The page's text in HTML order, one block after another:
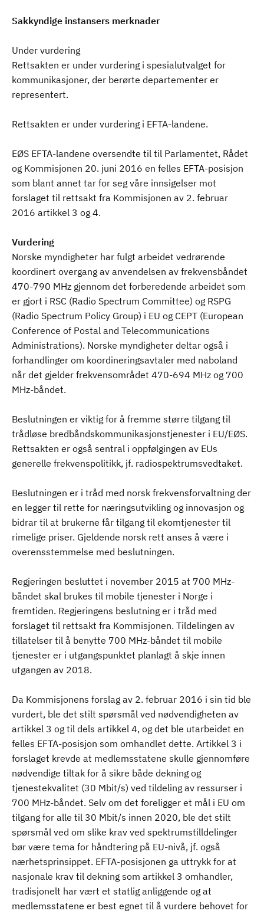
Sakkyndige instansers merknader
Under vurdering
Rettsakten er under vurdering i spesialutvalget for
kommunikasjoner, der berørte departementer er
representert.
Rettsakten er under vurdering i EFTA-landene.
EØS EFTA-landene oversendte til til Parlamentet, Rådet
og Kommisjonen 20. juni 2016 en felles EFTA-posisjon
som blant annet tar for seg våre innsigelser mot
forslaget til rettsakt fra Kommisjonen av 2. februar
2016 artikkel 3 og 4.
Vurdering
Norske myndigheter har fulgt arbeidet vedrørende
koordinert overgang av anvendelsen av frekvensbåndet
470-790 MHz gjennom det forberedende arbeidet som
er gjort i RSC (Radio Spectrum Committee) og RSPG
(Radio Spectrum Policy Group) i EU og CEPT (European
Conference of Postal and Telecommunications
Administrations). Norske myndigheter deltar også i
forhandlinger om koordineringsavtaler med naboland
når det gjelder frekvensområdet 470-694 MHz og 700
MHz-båndet.
Beslutningen er viktig for å fremme større tilgang til
trådløse bredbåndskommunikasjonstjenester i EU/EØS.
Rettsakten er også sentral i oppfølgingen av EUs
generelle frekvenspolitikk, jf. radiospektrumsvedtaket.
Beslutningen er i tråd med norsk frekvensforvaltning der
en legger til rette for næringsutvikling og innovasjon og
bidrar til at brukerne får tilgang til ekomtjenester til
rimelige priser. Gjeldende norsk rett anses å være i
overensstemmelse med beslutningen.
Regjeringen besluttet i november 2015 at 700 MHz-
båndet skal brukes til mobile tjenester i Norge i
fremtiden. Regjeringens beslutning er i tråd med
forslaget til rettsakt fra Kommisjonen. Tildelingen av
tillatelser til å benytte 700 MHz-båndet til mobile
tjenester er i utgangspunktet planlagt å skje innen
utgangen av 2018.
Da Kommisjonens forslag av 2. februar 2016 i sin tid ble
vurdert, ble det stilt spørsmål ved nødvendigheten av
artikkel 3 og til dels artikkel 4, og det ble utarbeidet en
felles EFTA-posisjon som omhandlet dette. Artikkel 3 i
forslaget krevde at medlemsstatene skulle gjennomføre
nødvendige tiltak for å sikre både dekning og
tjenestekvalitet (30 Mbit/s) ved tildeling av ressurser i
700 MHz-båndet. Selv om det foreligger et mål i EU om
tilgang for alle til 30 Mbit/s innen 2020, ble det stilt
spørsmål ved om slike krav ved spektrumstilldelinger
bør være tema for håndtering på EU-nivå, jf. også
nærhetsprinsippet. EFTA-posisjonen ga uttrykk for at
nasjonale krav til dekning som artikkel 3 omhandler,
tradisjonelt har vært et statlig anliggende og at
medlemsstatene er best egnet til å vurdere behovet for